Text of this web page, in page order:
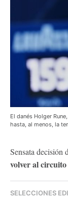
El danés Holger
hasta, al menos, la
Sensata decisión
volver al circuito
SELECCIONES